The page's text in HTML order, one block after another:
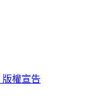
版權宣告